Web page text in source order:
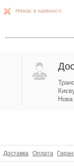
Немає в наявності
Доставка Оплата